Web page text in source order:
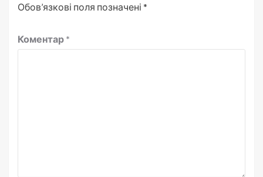
Обов’язкові поля позначені *
Коментар *